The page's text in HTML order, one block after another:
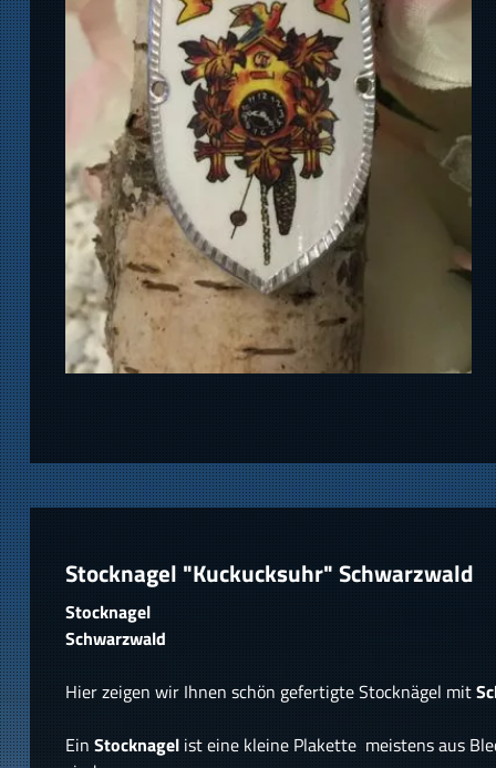
Stocknagel "Kuckucksuhr" Schwarzwald
Stocknagel
Schwarzwald
Hier zeigen wir Ihnen schön gefertigte Stocknägel mit
Ein Stocknagelist eine kleine Plakette meistens aus